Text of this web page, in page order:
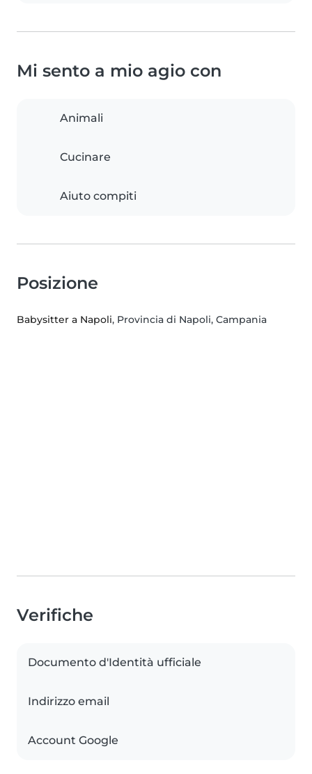
Mi sento a mio agio con
Animali
Cucinare
Aiuto compiti
Posizione
Babysitter a Napoli, Provincia di Napoli, Campania
Verifiche
Documento d'Identità ufficiale
Indirizzo email
Account Google